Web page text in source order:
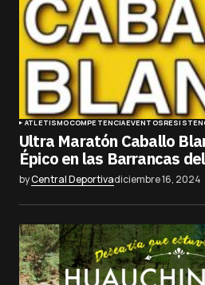
ATLETISMOCOMPETENCIAEVENTOS
Ultra Maratón Caballo
Épico en las Barrancas
byCentral Deportivadiciembre 16, 2024